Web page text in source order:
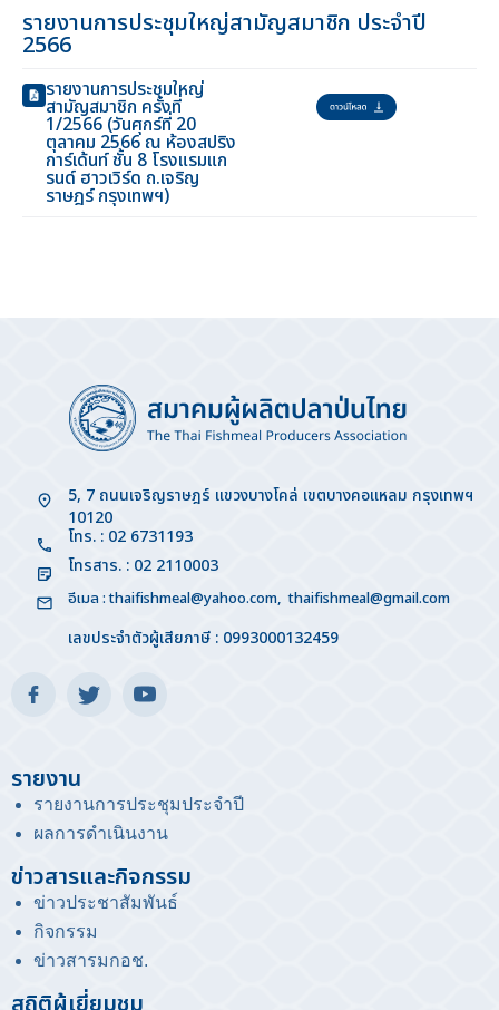
รายงานการประชุมใหญ่สามัญสมาชิก ประจำปี
2566
รายงานการประชุมใหญ่
สามัญสมาชิก ครั้งที่
1/2566 (วันศุกร์ที่ 20
ตุลาคม 2566 ณ ห้องสปริง
การ์เด้นท์ ชั้น 8 โรงแรมแก
รนด์ ฮาวเวิร์ด ถ.เจริญ
ราษฎร์ กรุงเทพฯ)
5, 7 ถนนเจริญราษฎร์ แขวงบางโคล่ เขตบางคอแหลม กรุงเทพฯ
10120
โทร. : 02 6731193
โทรสาร. : 02 2110003
อีเมล :thaifishmeal@yahoo.com,thaifishmeal@gmail.com
เลขประจำตัวผู้เสียภาษี : 0993000132459
รายงาน
รายงานการประชุมประจำปี
ผลการดำเนินงาน
ข่าวสารและกิจกรรม
ข่าวประชาสัมพันธ์
กิจกรรม
ข่าวสารมกอช.